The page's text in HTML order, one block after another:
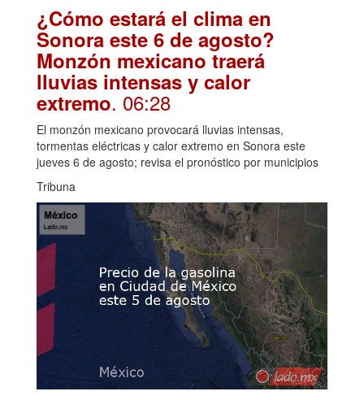
¿Cómo estará el clima en
Sonora este 6 de agosto?
Monzón mexicano traerá
lluvias intensas y calor
extremo. 06:28
El monzón mexicano provocará lluvias intensas,
tormentas eléctricas y calor extremo en Sonora este
jueves 6 de agosto; revisa el pronóstico por municipios
Tribuna